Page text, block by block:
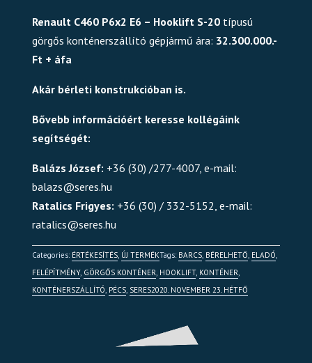
Renault C460 P6x2 E6 – Hooklift S-20 típusú
görgős konténerszállító gépjármű ára: 32.300.000.-
Ft + áfa
Akár bérleti konstrukcióban is.
Bővebb információért keresse kollégáink
segítségét:
Balázs József: +36 (30) /277-4007, e-mail:
balazs@seres.hu
Ratalics Frigyes: +36 (30) / 332-5152, e-mail:
ratalics@seres.hu
Categories: ÉRTÉKESÍTÉS, ÚJ TERMÉKTags: BARCS, BÉRELHETŐ, ELADÓ,
FELÉPÍTMÉNY, GÖRGŐS KONTÉNER, HOOKLIFT, KONTÉNER,
KONTÉNERSZÁLLÍTÓ, PÉCS, SERES2020. NOVEMBER 23. HÉTFŐ